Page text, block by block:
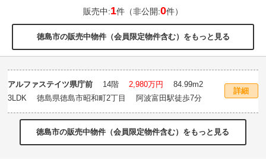
販売中:1件（非公開:0件）
徳島市の販売中物件（会員限定物件含む）をもっと見る
アルファステイツ県庁前 14階2,980万円 84.99m2
3LDK 徳島県徳島市昭和町2丁目 阿波富田駅徒歩7分
詳細
徳島市の販売中物件（会員限定物件含む）をもっと見る